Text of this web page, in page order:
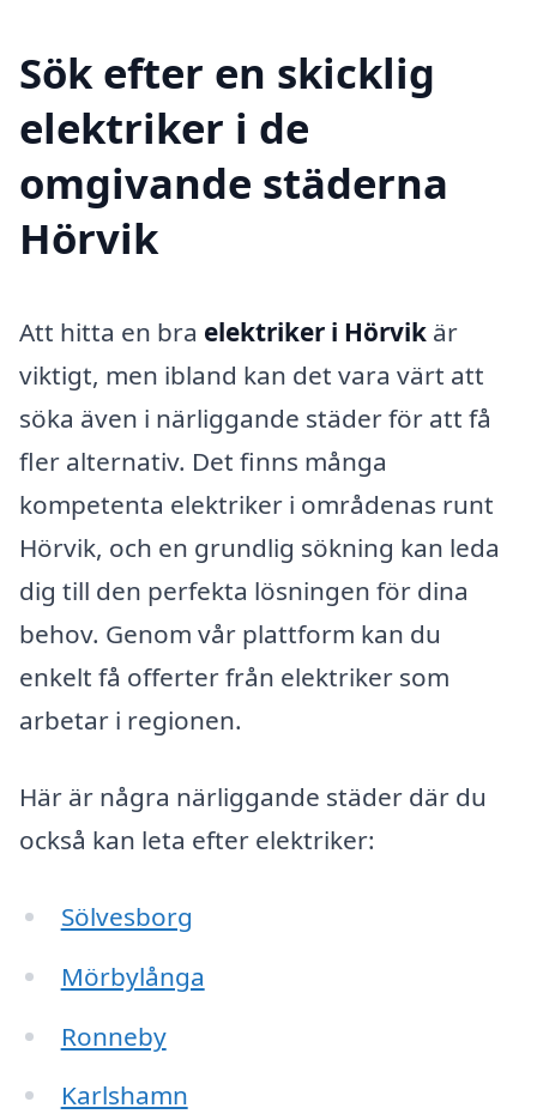
Sök efter en skicklig
elektriker i de
omgivande städerna
Hörvik
Att hitta en bra elektriker i Hörvik är
viktigt, men ibland kan det vara värt att
söka även i närliggande städer för att få
fler alternativ. Det finns många
kompetenta elektriker i områdenas runt
Hörvik, och en grundlig sökning kan leda
dig till den perfekta lösningen för dina
behov. Genom vår plattform kan du
enkelt få offerter från elektriker som
arbetar i regionen.
Här är några närliggande städer där du
också kan leta efter elektriker:
Sölvesborg
Mörbylånga
Ronneby
Karlshamn